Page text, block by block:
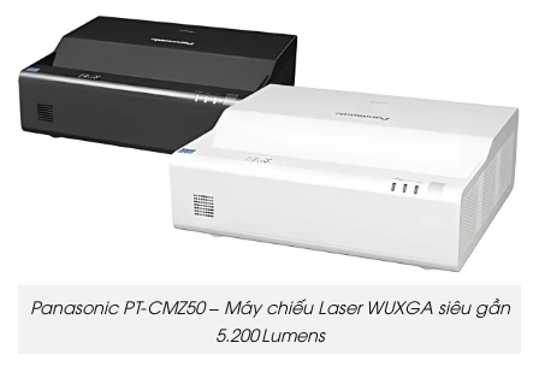
Panasonic PT-CMZ50 – Máy chiếu Laser WUXGA siêu gần
5.200 Lumens